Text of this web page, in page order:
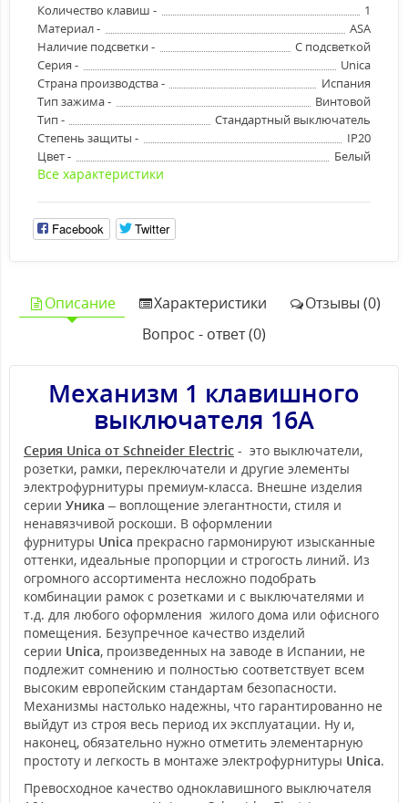
Количество клавиш -
1
Материал -
ASA
Наличие подсветки -
С подсветкой
Серия -
Unica
Страна производства -
Испания
Тип зажима -
Винтовой
Тип -
Стандартный выключатель
Степень защиты -
IP20
Цвет -
Белый
Все характеристики
Facebook Twitter
Описание Характеристики
Отзывы (0)
Вопрос - ответ (0)
Механизм 1 клавишного
выключателя 16А
Серия Unica от Schneider Electric - это выключатели,
розетки, рамки, переключатели и другие элементы
электрофурнитуры премиум-класса. Внешне изделия
серии Уника – воплощение элегантности, стиля и
ненавязчивой роскоши. В оформлении
фурнитуры Unica прекрасно гармонируют изысканные
оттенки, идеальные пропорции и строгость линий. Из
огромного ассортимента несложно подобрать
комбинации рамок с розетками и с выключателями и
т.д. для любого оформления жилого дома или офисного
помещения. Безупречное качество изделий
серии Unica, произведенных на заводе в Испании, не
подлежит сомнению и полностью соответствует всем
высоким европейским стандартам безопасности.
Механизмы настолько надежны, что гарантированно не
выйдут из строя весь период их эксплуатации. Ну и,
наконец, обязательно нужно отметить элементарную
простоту и легкость в монтаже электрофурнитуры Unica.
Превосходное качество одноклавишного выключателя